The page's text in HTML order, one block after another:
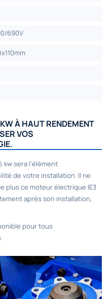
690V
À HAUT RENDEMENT
VOS
sera l’élément
de votre installation. Il ne
plus ce moteur électrique IE3
après son installation,
pour tous